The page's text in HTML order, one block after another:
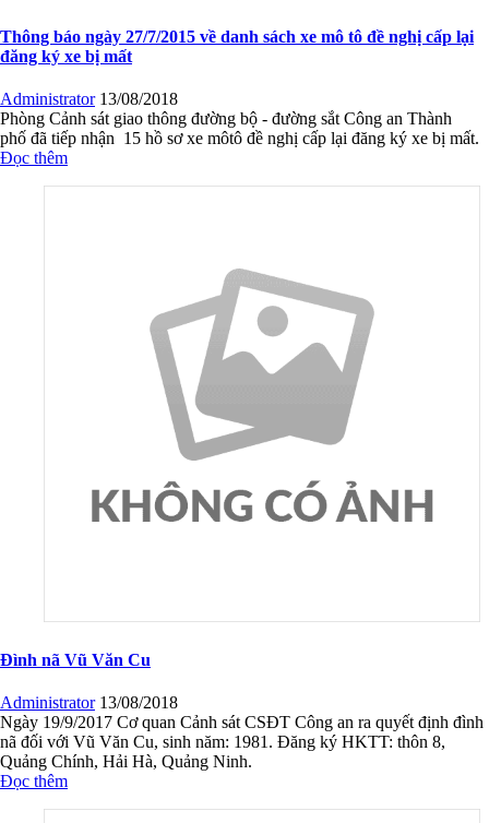
Thông báo ngày 27/7/2015 về danh sách xe mô tô đề nghị cấp lại
đăng ký xe bị mất
Administrator 13/08/2018
Phòng Cảnh sát giao thông đường bộ - đường sắt Công an Thành
phố đã tiếp nhận 15 hồ sơ xe môtô đề nghị cấp lại đăng ký xe bị mất.
Đọc thêm
Đình nã Vũ Văn Cu
Administrator 13/08/2018
Ngày 19/9/2017 Cơ quan Cảnh sát CSĐT Công an ra quyết định đình
nã đối với Vũ Văn Cu, sinh năm: 1981. Đăng ký HKTT: thôn 8,
Quảng Chính, Hải Hà, Quảng Ninh.
Đọc thêm